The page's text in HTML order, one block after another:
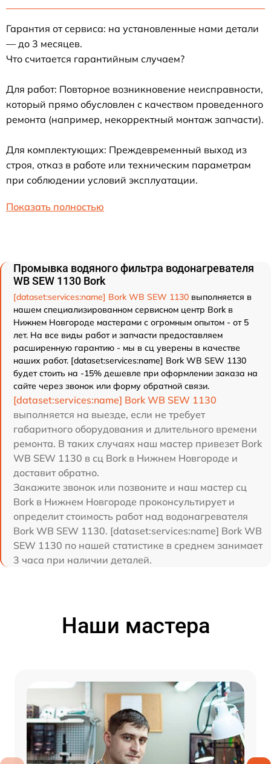
Гарантия от сервиса: на установленные нами детали
— до 3 месяцев.
Что считается гарантийным случаем?
Для работ: Повторное возникновение неисправности,
который прямо обусловлен с качеством проведенного
ремонта (например, некорректный монтаж запчасти).
Для комплектующих: Преждевременный выход из
строя, отказ в работе или техническим параметрам
при соблюдении условий эксплуатации.
Показать полностью
Промывка водяного фильтра водонагревателя
WB SEW 1130 Bork
[dataset:services:name] Bork WB SEW 1130 выполняется в
нашем специализированном сервисном центр Bork в
Нижнем Новгороде мастерами с огромным опытом - от 5
лет. На все виды работ и запчасти предоставляем
расширенную гарантию - мы в сц уверены в качестве
наших работ. [dataset:services:name] Bork WB SEW 1130
будет стоить на -15% дешевле при оформлении заказа на
сайте через звонок или форму обратной связи.
[dataset:services:name] Bork WB SEW 1130
выполняется на выезде, если не требует
габаритного оборудования и длительного времени
ремонта. В таких случаях наш мастер привезет Bork
WB SEW 1130 в сц Bork в Нижнем Новгороде и
доставит обратно.
Закажите звонок или позвоните и наш мастер сц
Bork в Нижнем Новгороде проконсультирует и
определит стоимость работ над водонагревателя
Bork WB SEW 1130. [dataset:services:name] Bork WB
SEW 1130 по нашей статистике в среднем занимает
3 часа при наличии деталей.
Наши мастера